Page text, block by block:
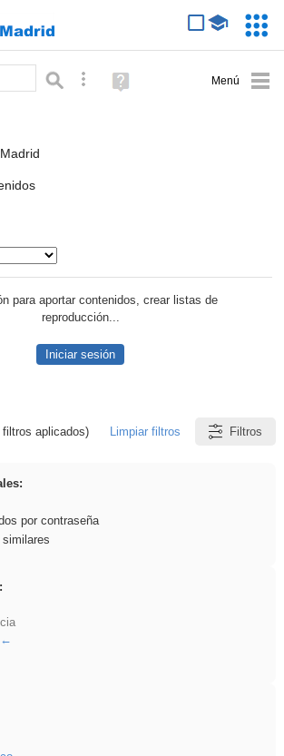
Búsqueda avanzada
Ayuda
(en
para aportar contenidos, crear listas de
reproducción...
Iniciar sesión
EducaMadrid
aplicados) Limpiar filtros Filtros
por contraseña